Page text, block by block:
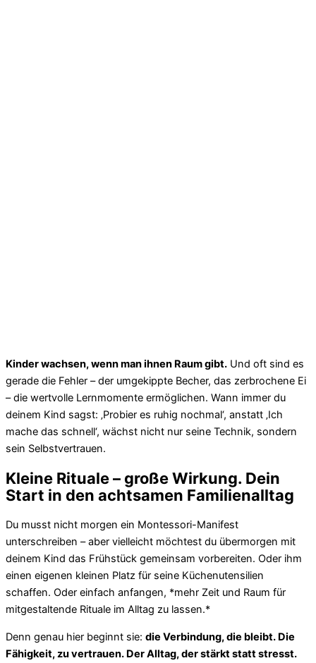
Kinder wachsen, wenn man ihnen Raum gibt. Und oft sind es
gerade die Fehler – der umgekippte Becher, das zerbrochene Ei
– die wertvolle Lernmomente ermöglichen. Wann immer du
deinem Kind sagst: ‚Probier es ruhig nochmal‘, anstatt ‚Ich
mache das schnell‘, wächst nicht nur seine Technik, sondern
sein Selbstvertrauen.
Kleine Rituale – große Wirkung. Dein
Start in den achtsamen Familienalltag
Du musst nicht morgen ein Montessori-Manifest
unterschreiben – aber vielleicht möchtest du übermorgen mit
deinem Kind das Frühstück gemeinsam vorbereiten. Oder ihm
einen eigenen kleinen Platz für seine Küchenutensilien
schaffen. Oder einfach anfangen, *mehr Zeit und Raum für
mitgestaltende Rituale im Alltag zu lassen.*
Denn genau hier beginnt sie: die Verbindung, die bleibt. Die
Fähigkeit, zu vertrauen. Der Alltag, der stärkt statt stresst.